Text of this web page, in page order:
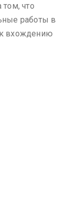
том, что
работы в
вхождению